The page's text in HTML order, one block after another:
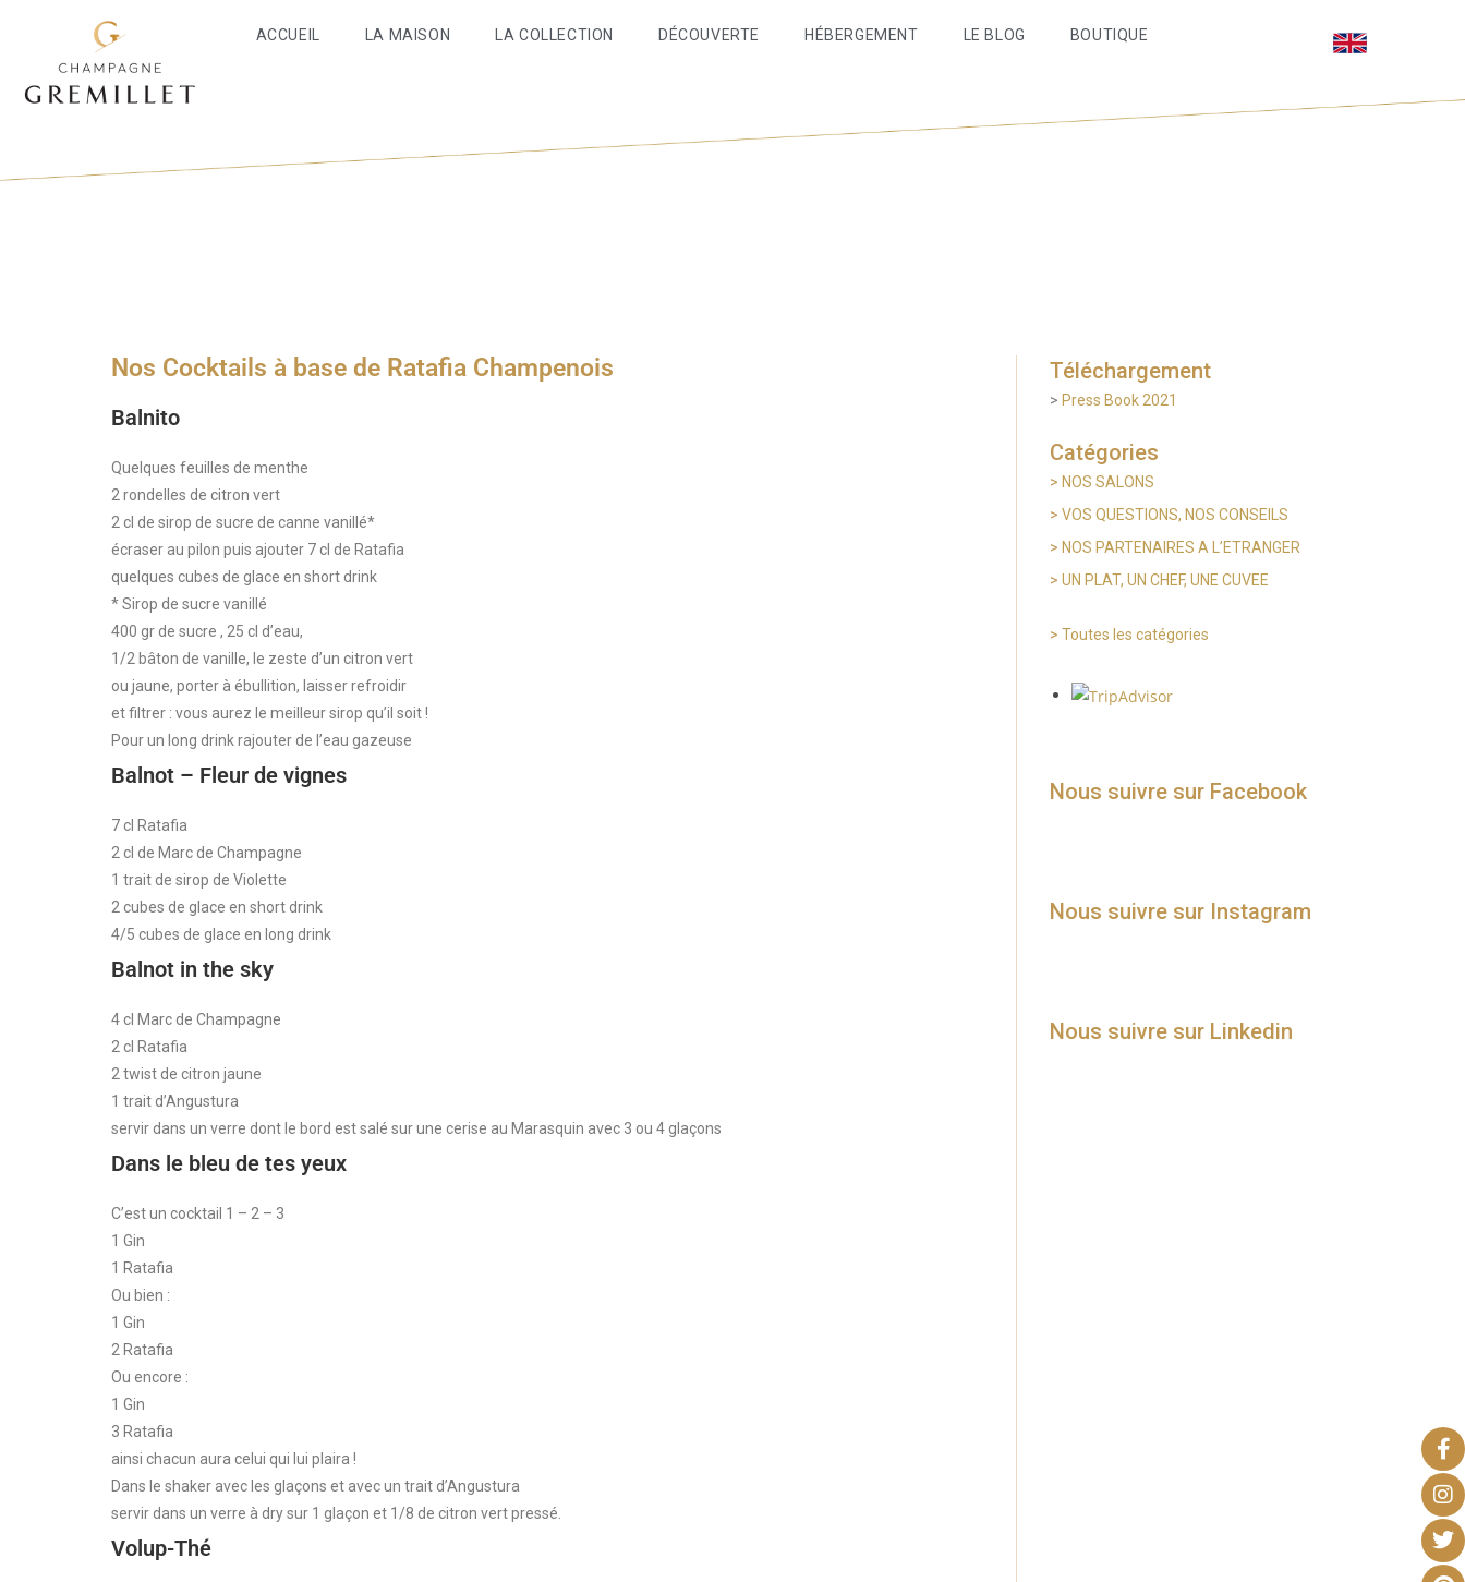
ACCUEIL LA MAISON LA COLLECTION DÉCOUVERTE HÉBERGEMENT LE BLOG BOUTIQUE
Nos Cocktails à base de Ratafia Champenois
Balnito
Quelques feuilles de menthe
2 rondelles de citron vert
2 cl de sirop de sucre de canne vanillé*
écraser au pilon puis ajouter 7 cl de Ratafia
quelques cubes de glace en short drink
* Sirop de sucre vanillé
400 gr de sucre , 25 cl d’eau,
1/2 bâton de vanille, le zeste d’un citron vert
ou jaune, porter à ébullition, laisser refroidir
et filtrer : vous aurez le meilleur sirop qu’il soit !
Pour un long drink rajouter de l’eau gazeuse
Balnot – Fleur de vignes
7 cl Ratafia
2 cl de Marc de Champagne
1 trait de sirop de Violette
2 cubes de glace en short drink
4/5 cubes de glace en long drink
Balnot in the sky
4 cl Marc de Champagne
2 cl Ratafia
2 twist de citron jaune
1 trait d’Angustura
servir dans un verre dont le bord est salé sur une cerise au Marasquin avec 3 ou 4 glaçons
Dans le bleu de tes yeux
C’est un cocktail 1 – 2 – 3
1 Gin
1 Ratafia
Ou bien :
1 Gin
2 Ratafia
Ou encore :
1 Gin
3 Ratafia
ainsi chacun aura celui qui lui plaira !
Dans le shaker avec les glaçons et avec un trait d’Angustura
servir dans un verre à dry sur 1 glaçon et 1/8 de citron vert pressé.
Volup-Thé
Téléchargement
> Press Book 2021
Catégories
> NOS SALONS
>VOS QUESTIONS, NOS CONSEILS
> NOS PARTENAIRES A L’ETRANGER
>UN PLAT, UN CHEF, UNE CUVEE
>Toutes les catégories
Nous suivre sur Facebook
Nous suivre sur Instagram
Nous suivre sur Linkedin